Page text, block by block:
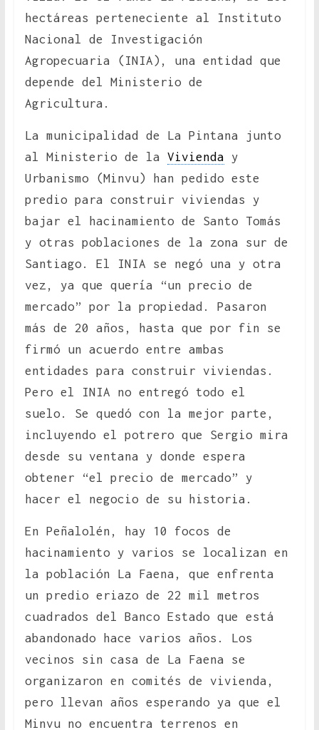
hectáreas perteneciente al Instituto
Nacional de Investigación
Agropecuaria (INIA), una entidad que
depende del Ministerio de
Agricultura.
La municipalidad de La Pintana junto
al Ministerio de la Vivienda y
Urbanismo (Minvu) han pedido este
predio para construir viviendas y
bajar el hacinamiento de Santo Tomás
y otras poblaciones de la zona sur de
Santiago. El INIA se negó una y otra
vez, ya que quería “un precio de
mercado” por la propiedad. Pasaron
más de 20 años, hasta que por fin se
firmó un acuerdo entre ambas
entidades para construir viviendas.
Pero el INIA no entregó todo el
suelo. Se quedó con la mejor parte,
incluyendo el potrero que Sergio mira
desde su ventana y donde espera
obtener “el precio de mercado” y
hacer el negocio de su historia.
En Peñalolén, hay 10 focos de
hacinamiento y varios se localizan en
la población La Faena, que enfrenta
un predio eriazo de 22 mil metros
cuadrados del Banco Estado que está
abandonado hace varios años. Los
vecinos sin casa de La Faena se
organizaron en comités de vivienda,
pero llevan años esperando ya que el
Minvu no encuentra terrenos en